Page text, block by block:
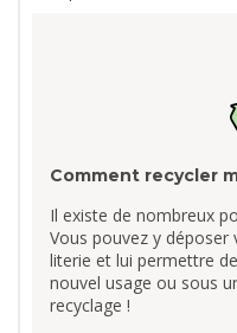
Comment recycler
Il existe de nombreux
Vous pouvez y
literie et lui permettre
nouvel usage ou sous
recyclage !